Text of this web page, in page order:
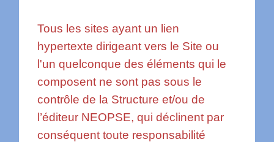
Tous les sites ayant un lien
hypertexte dirigeant vers le Site ou
l'un quelconque des éléments qui le
composent ne sont pas sous le
contrôle de la Structure et/ou de
l’éditeur NEOPSE, qui déclinent par
conséquent toute responsabilité